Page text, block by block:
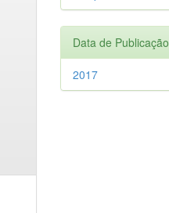
Data de Publicação
2017